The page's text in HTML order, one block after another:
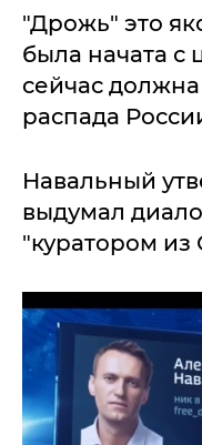
"Дрожь" это
была начата с
сейчас
распада
Навальный
выдумал
"куратором